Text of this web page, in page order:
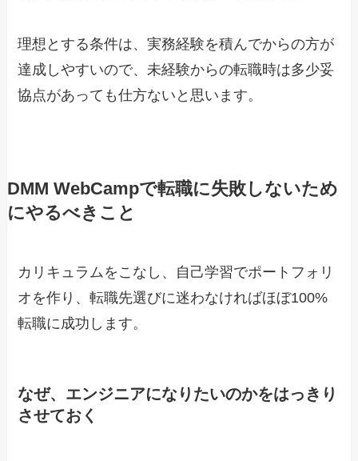
理想とする条件は、実務経験を積んでからの方が
達成しやすいので、未経験からの転職時は多少妥
協点があっても仕方ないと思います。
DMM WebCampで転職に失敗しないため
にやるべきこと
カリキュラムをこなし、自己学習でポートフォリ
オを作り、転職先選びに迷わなければほぼ100%
転職に成功します。
なぜ、エンジニアになりたいのかをはっきり
させておく